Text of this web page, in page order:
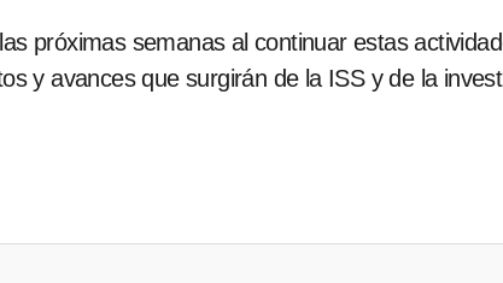
próximas semanas al continuar estas
y avances que surgirán de la ISS y de la